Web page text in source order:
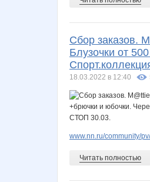
Сбор заказов.
Блузочки от
18.03.2022 в 12:40
www.nn.ru/community/
Читать полностью